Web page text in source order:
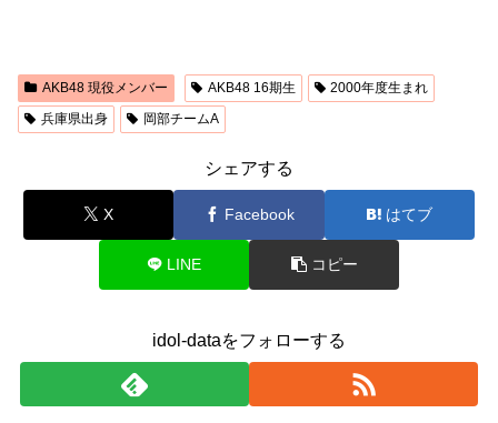
AKB48 現役メンバー AKB48 16期生
2000年度生まれ
兵庫県出身
岡部チームA
シェアする
X Facebook はてブ
LINE コピー
idol-dataをフォローする